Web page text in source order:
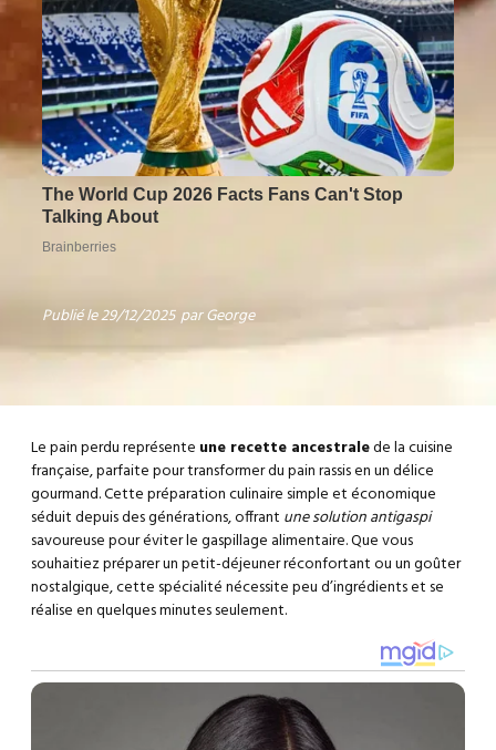
Publié le29/12/2025 parGeorge
Le pain perdu représente une recette ancestralede la cuisine
française, parfaite pour transformer du pain rassis en un délice
gourmand. Cette préparation culinaire simple et économique
séduit depuis des générations, offrant une solution antigaspi
savoureuse pour éviter le gaspillage alimentaire. Que vous
souhaitiez préparer un petit-déjeuner réconfortant ou un goûter
nostalgique, cette spécialité nécessite peu d’ingrédients et se
réalise en quelques minutes seulement.